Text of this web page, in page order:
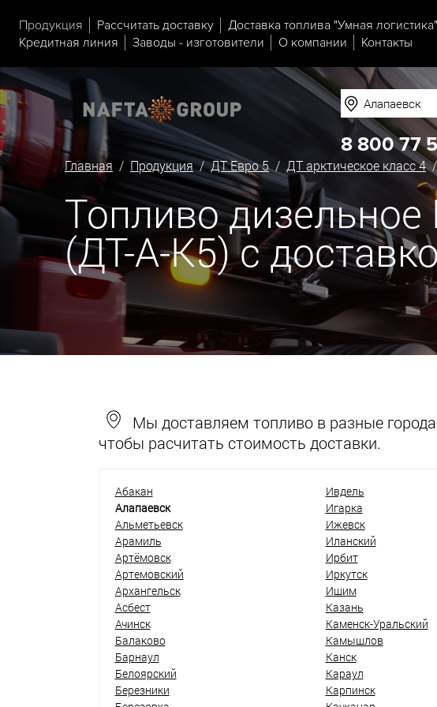
Продукция Рассчитать доставку Доставка топлива "Умная логистика"
Кредитная линия
Заводы - изготовители О компании Контакты
Алапаевск
8 800 77
Главная / Продукция/ДТ Евро 5/ ДТ арктическое класс 4/
Топливо дизельное
(ДТ-А-К5) с
Мы доставляем топливо в разные
чтобы расчитать стоимость доставки.
Абакан
Алапаевск
Альметьевск
Арамиль
Артёмовск
Артемовский
Архангельск
Асбест
Ачинск
Балаково
Барнаул
Белоярский
Березники
Ивдель
Игарка
Ижевск
Иланский
Ирбит
Иркутск
Ишим
Казань
Каменск-Уральский
Камышлов
Канск
Караул
Карпинск